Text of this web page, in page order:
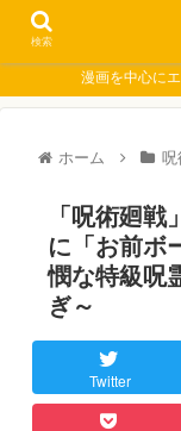
漫画を中心に
ホーム
「呪術廻
に「お前ボ
憫な特級呪
ぎ～
Twitter
検索